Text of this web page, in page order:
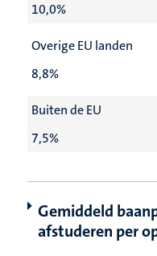
10,0%
Overige EU landen
8,8%
Buiten de EU
7,5%
Gemiddeld
afstuderen per